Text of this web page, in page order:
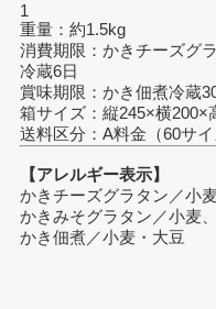
1
重量：約1.5kg
消費期限：かきチーズグ
冷蔵6日
賞味期限：かき佃煮冷蔵
箱サイズ：縦245×横200×
送料区分：A料金（60サイ
【アレルギー表示】
かきチーズグラタン／小
かきみそグラタン／小麦
かき佃煮／小麦・大豆